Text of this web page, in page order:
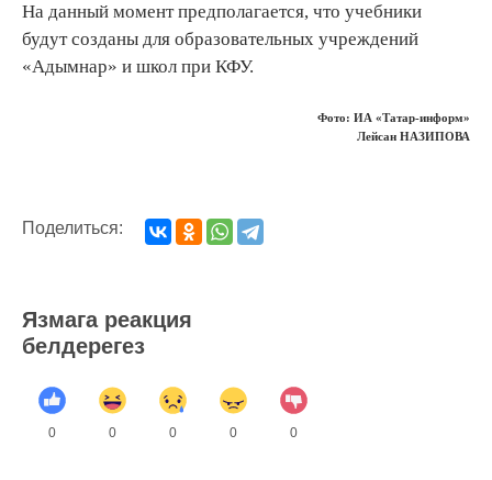
На данный момент предполагается, что учебники
будут созданы для образовательных учреждений
«Адымнар» и школ при КФУ.
Фото: ИА «Татар-информ»
Лейсан НАЗИПОВА
Поделиться:
Язмага реакция
белдерегез
0 0 0 0 0